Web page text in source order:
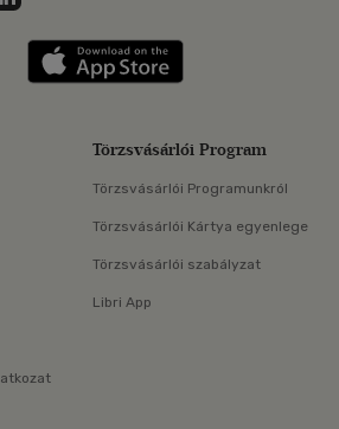
Libri applikáció Szerezd meg: Google
Törzsvásárlói Program
Törzsvásárlói Programunkról
Törzsvásárlói Kártya egyenlege
Törzsvásárlói szabályzat
Libri App